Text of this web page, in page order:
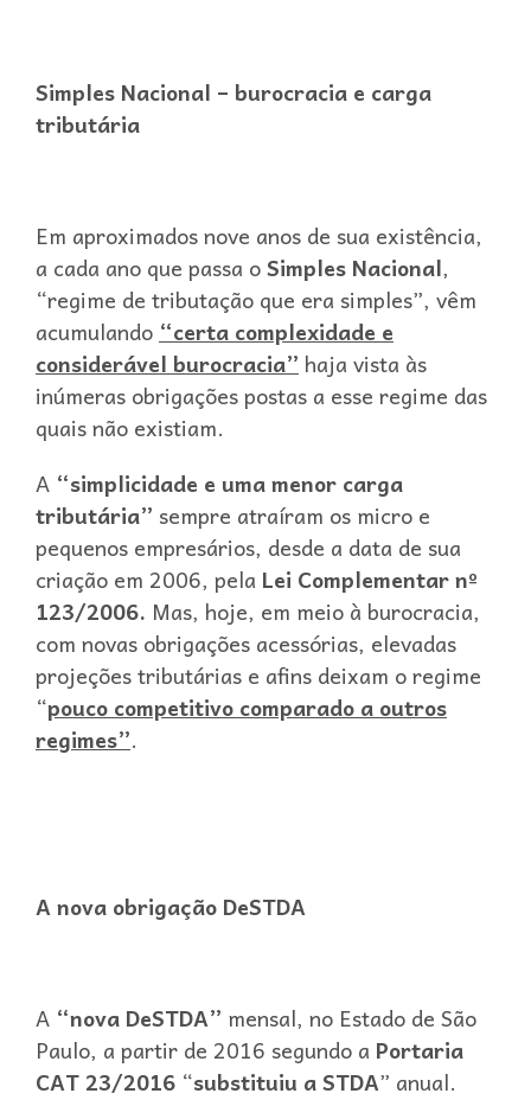
Simples Nacional – burocracia e carga
tributária
Em aproximados nove anos de sua existência,
a cada ano que passa oSimples Nacional,
“regime de tributação que era simples”, vêm
acumulando “certa complexidade e
considerável burocracia” haja vista às
inúmeras obrigações postas a esse regime das
quais não existiam.
A “simplicidade e uma menor carga
tributária” sempre atraíram os micro e
pequenos empresários, desde a data de sua
criação em 2006, pela Lei Complementar nº
123/2006. Mas, hoje, em meio à burocracia,
com novas obrigações acessórias, elevadas
projeções tributárias e afins deixam o regime
“pouco competitivo comparado a outros
regimes”.
A nova obrigação DeSTDA
A “nova DeSTDA” mensal, no Estado de São
Paulo, a partir de 2016 segundo a Portaria
CAT 23/2016 “substituiu a STDA” anual.